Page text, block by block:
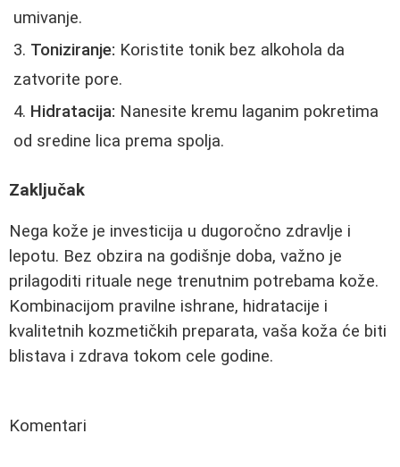
umivanje.
Toniziranje: Koristite tonik bez alkohola da
zatvorite pore.
Hidratacija: Nanesite kremu laganim pokretima
od sredine lica prema spolja.
Zaključak
Nega kože je investicija u dugoročno zdravlje i
lepotu. Bez obzira na godišnje doba, važno je
prilagoditi rituale nege trenutnim potrebama kože.
Kombinacijom pravilne ishrane, hidratacije i
kvalitetnih kozmetičkih preparata, vaša koža će biti
blistava i zdrava tokom cele godine.
Komentari